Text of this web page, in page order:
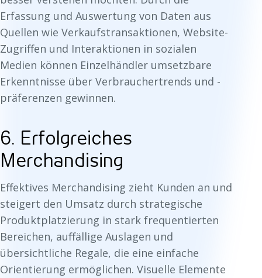
Erfassung und Auswertung von Daten aus
Quellen wie Verkaufstransaktionen, Website-
Zugriffen und Interaktionen in sozialen
Medien können Einzelhändler umsetzbare
Erkenntnisse über Verbrauchertrends und -
präferenzen gewinnen.
6. Erfolgreiches
Merchandising
Effektives Merchandising zieht Kunden an und
steigert den Umsatz durch strategische
Produktplatzierung in stark frequentierten
Bereichen, auffällige Auslagen und
übersichtliche Regale, die eine einfache
Orientierung ermöglichen. Visuelle Elemente